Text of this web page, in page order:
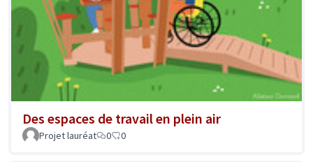
Des espaces de travail en plein air
Projet lauréat 0 0